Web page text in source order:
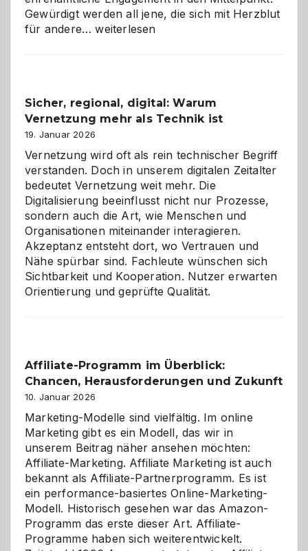
Gewürdigt werden all jene, die sich mit Herzblut
für andere…Kölner
ein
dreifaches
Alaaf!
weiterlesen
Sicher, regional, digital: Warum
Vernetzung mehr als Technik ist
19. Januar 2026
Vernetzung wird oft als rein technischer Begriff
verstanden. Doch in unserem digitalen Zeitalter
bedeutet Vernetzung weit mehr. Die
Digitalisierung beeinflusst nicht nur Prozesse,
sondern auch die Art, wie Menschen und
Organisationen miteinander interagieren.
Akzeptanz entsteht dort, wo Vertrauen und
Nähe spürbar sind. Fachleute wünschen sich
Sichtbarkeit und Kooperation. Nutzer erwarten
Orientierung und geprüfte Qualität.
Affiliate-Programm im Überblick:
Chancen, Herausforderungen und Zukunft
10. Januar 2026
Marketing-Modelle sind vielfältig. Im online
Marketing gibt es ein Modell, das wir in
unserem Beitrag näher ansehen möchten:
Affiliate-Marketing. Affiliate Marketing ist auch
bekannt als Affiliate-Partnerprogramm. Es ist
ein performance-basiertes Online-Marketing-
Modell. Historisch gesehen war das Amazon-
Programm das erste dieser Art. Affiliate-
Programme haben sich weiterentwickelt.